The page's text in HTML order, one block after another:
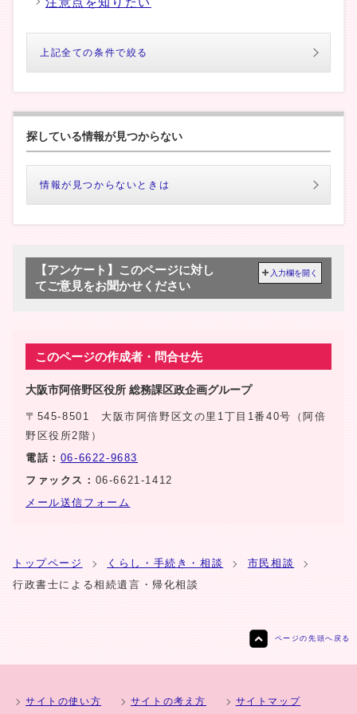
上記全ての条件で絞る
探している情報が見つからない
情報が見つからないときは
【アンケート】このページに対し
てご意見をお聞かせください
入力欄を開く
このページの作成者・問合せ先
大阪市阿倍野区役所 総務課区政企画グループ
〒545-8501 大阪市阿倍野区文の里1丁目1番40号（阿倍
野区役所2階）
電話： 06-6622-9683
ファックス： 06-6621-1412
メール送信フォーム
トップページ くらし・手続き・相談
市民相談
行政書士による相続遺言・帰化相談
ページの先頭へ戻る
サイトの使い方 サイトの考え方 サイトマップ